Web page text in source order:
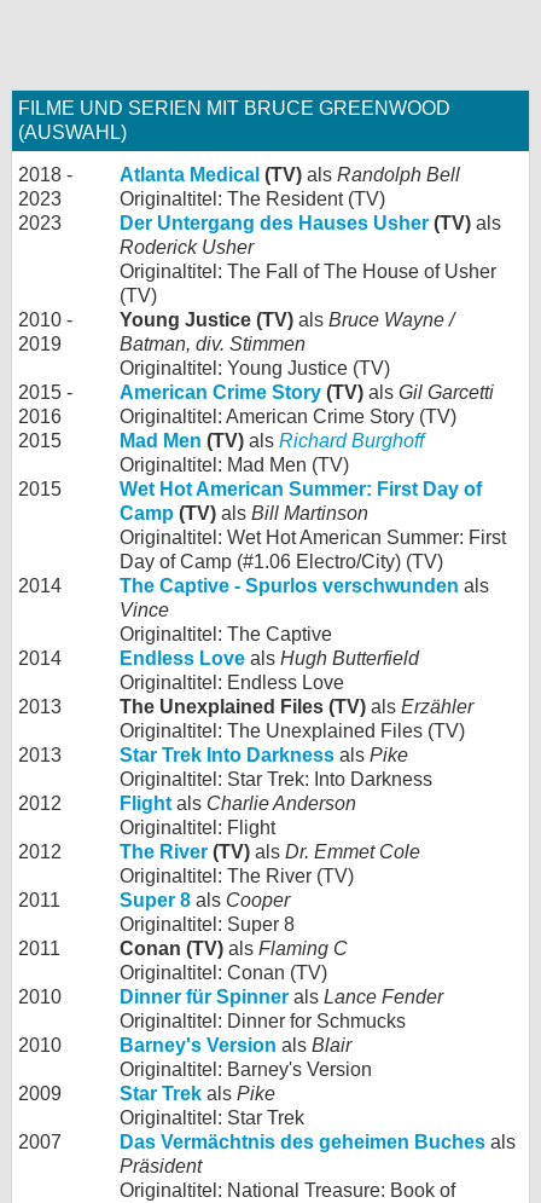
FILME UND SERIEN MIT BRUCE GREENWOOD
(AUSWAHL)
2018 -
2023
Atlanta Medical (TV) als Randolph Bell
Originaltitel: The Resident (TV)
2023
Der Untergang des Hauses Usher (TV) als
Roderick Usher
Originaltitel: The Fall of The House of Usher
(TV)
2010 -
2019
Young Justice (TV) als Bruce Wayne /
Batman, div. Stimmen
Originaltitel: Young Justice (TV)
2015 -
2016
American Crime Story (TV) als Gil Garcetti
Originaltitel: American Crime Story (TV)
2015
Mad Men (TV) als Richard Burghoff
Originaltitel: Mad Men (TV)
2015
Wet Hot American Summer: First Day of
Camp (TV) als Bill Martinson
Originaltitel: Wet Hot American Summer: First
Day of Camp (#1.06 Electro/City) (TV)
2014
The Captive - Spurlos verschwunden als
Vince
Originaltitel: The Captive
2014
Endless Love als Hugh Butterfield
Originaltitel: Endless Love
2013
The Unexplained Files (TV) als Erzähler
Originaltitel: The Unexplained Files (TV)
2013
Star Trek Into Darkness als Pike
Originaltitel: Star Trek: Into Darkness
2012
Flight als Charlie Anderson
Originaltitel: Flight
2012
The River (TV) als Dr. Emmet Cole
Originaltitel: The River (TV)
2011
Super 8 als Cooper
Originaltitel: Super 8
2011
Conan (TV) als Flaming C
Originaltitel: Conan (TV)
2010
Dinner für Spinner als Lance Fender
Originaltitel: Dinner for Schmucks
2010
Barney's Version als Blair
Originaltitel: Barney's Version
2009
Star Trek als Pike
Originaltitel: Star Trek
2007
Das Vermächtnis des geheimen Buches als
Präsident
Originaltitel: National Treasure: Book of